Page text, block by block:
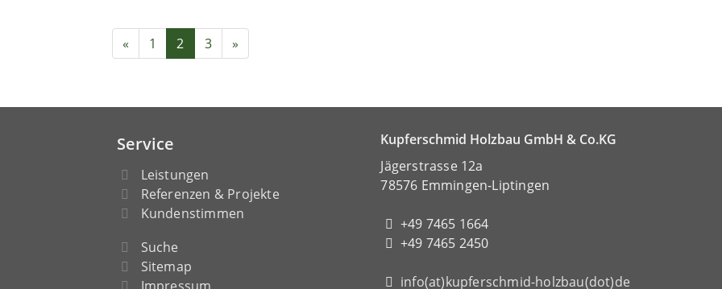
« 1 2 3 »
Service
Leistungen
Referenzen & Projekte
Kundenstimmen
Suche
Sitemap
Kupferschmid Holzbau GmbH & Co.KG
Jägerstrasse 12a
78576 Emmingen-Liptingen
+49 7465 1664
+49 7465 2450
info(at)kupferschmid-holzbau(dot)de